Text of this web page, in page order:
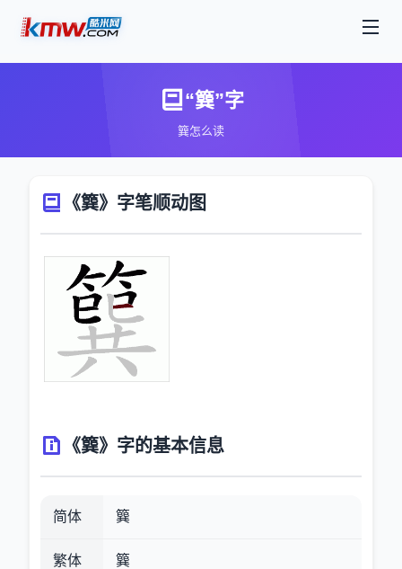
“簨”字
簨怎么读
《簨》字笔顺动图
《簨》字的基本信息
简体 簨
繁体
簨